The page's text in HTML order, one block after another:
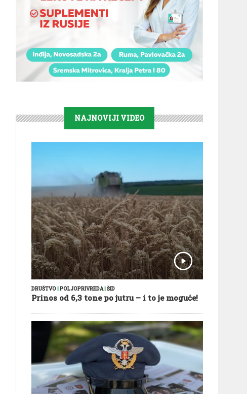
NAJNOVIJI VIDEO
DRUŠTVO|POLJOPRIVREDA|ŠID
Prinos od 6,3 tone po jutru – i to je moguće!